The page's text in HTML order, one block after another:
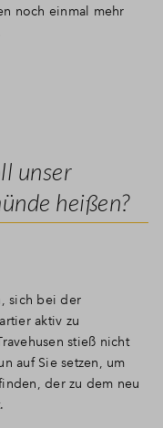
noch einmal mehr
unser
heißen?
sich bei der
aktiv zu
stieß nicht
auf Sie setzen, um
der zu dem neu